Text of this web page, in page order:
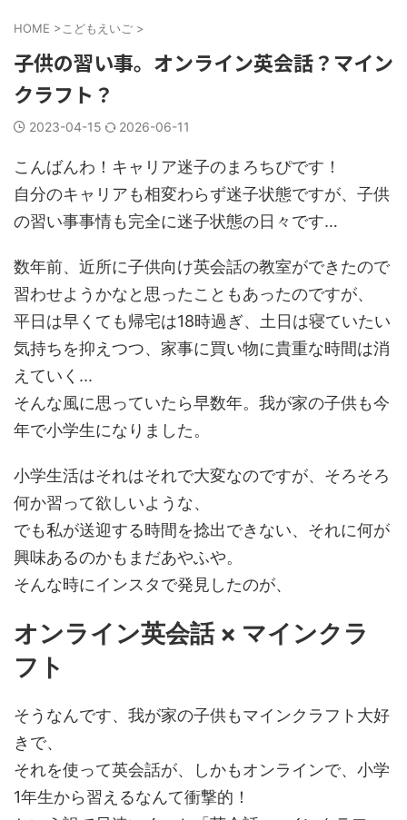
HOME > こどもえいご >
子供の習い事。オンライン英会話？マイン
クラフト？
2023-04-15 2026-06-11
こんばんわ！キャリア迷子のまろちぴです！
自分のキャリアも相変わらず迷子状態ですが、子供
の習い事事情も完全に迷子状態の日々です…
数年前、近所に子供向け英会話の教室ができたので
習わせようかなと思ったこともあったのですが、
平日は早くても帰宅は18時過ぎ、土日は寝ていたい
気持ちを抑えつつ、家事に買い物に貴重な時間は消
えていく...
そんな風に思っていたら早数年。我が家の子供も今
年で小学生になりました。
小学生活はそれはそれで大変なのですが、そろそろ
何か習って欲しいような、
でも私が送迎する時間を捻出できない、それに何が
興味あるのかもまだあやふや。
そんな時にインスタで発見したのが、
オンライン英会話 × マインクラ
フト
そうなんです、我が家の子供もマインクラフト大好
きで、
それを使って英会話が、しかもオンラインで、小学
1年生から習えるなんて衝撃的！